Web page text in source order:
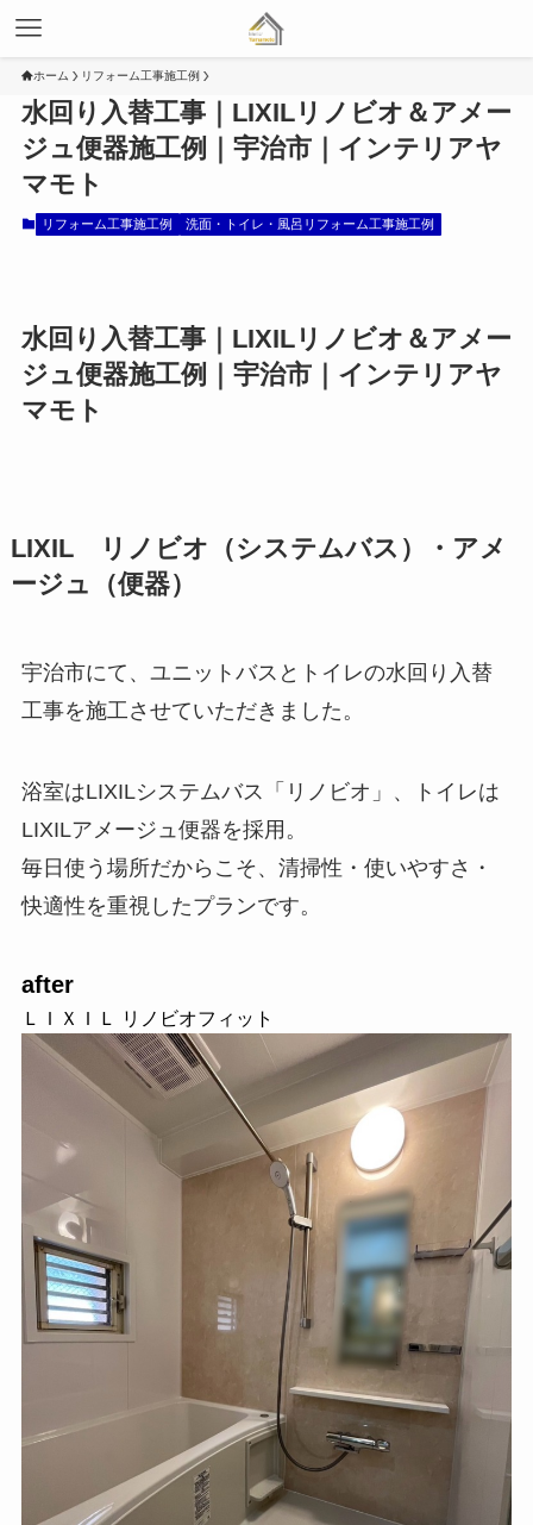
ホーム リフォーム工事施工例
水回り入替工事｜LIXILリノビオ＆アメー
ジュ便器施工例｜宇治市｜インテリアヤ
マモト
リフォーム工事施工例 洗面・トイレ・風呂リフォーム工事施工例
水回り入替工事｜LIXILリノビオ＆アメー
ジュ便器施工例｜宇治市｜インテリアヤ
マモト
LIXIL リノビオ（システムバス）・アメ
ージュ（便器）
宇治市にて、ユニットバスとトイレの水回り入替
工事を施工させていただきました。
浴室はLIXILシステムバス「リノビオ」、トイレは
LIXILアメージュ便器を採用。
毎日使う場所だからこそ、清掃性・使いやすさ・
快適性を重視したプランです。
after
ＬＩＸＩＬ リノビオフィット